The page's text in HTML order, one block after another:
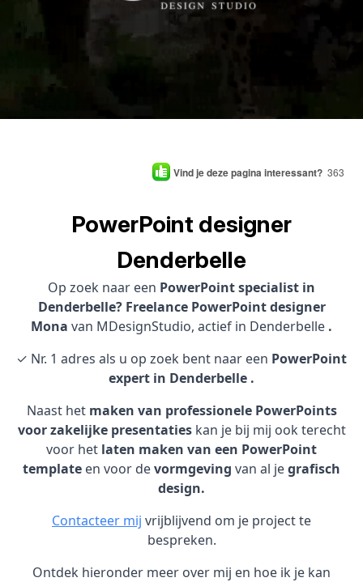
Vind je deze pagina interessant? 363
PowerPoint designer
Denderbelle
Op zoek naar een PowerPoint specialist in
Denderbelle? Freelance PowerPoint designer
Mona van MDesignStudio, actief in Denderbelle .
✓ Nr. 1 adres als u op zoek bent naar een PowerPoint
expert in Denderbelle .
Naast het maken van professionele PowerPoints
voor zakelijke presentatieskan je bij mij ook terecht
voor het laten maken van een PowerPoint
template en voor devormgeving van al jegrafisch
design.
Contacteer mij vrijblijvend om je project te
bespreken.
Ontdek hieronder meer over mij en hoe ik je kan